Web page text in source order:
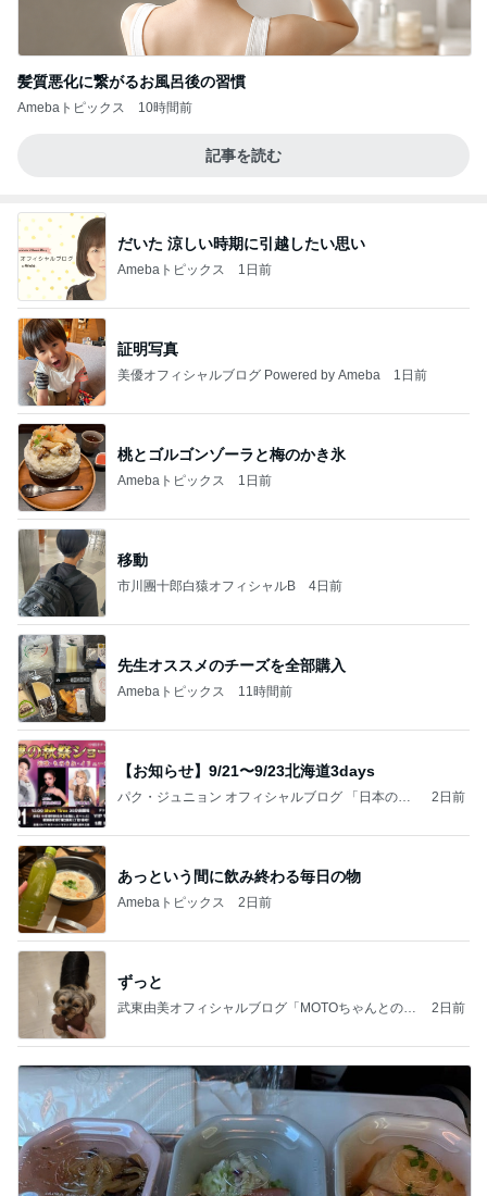
髪質悪化に繋がるお風呂後の習慣
Amebaトピックス 10時間前
記事を読む
だいた 涼しい時期に引越したい思い
Amebaトピックス 1日前
証明写真
美優オフィシャルブログ Powered by Ameba 1日前
桃とゴルゴンゾーラと梅のかき氷
Amebaトピックス 1日前
移動
市川團十郎白猿オフィシャルB 4日前
先生オススメのチーズを全部購入
Amebaトピックス 11時間前
【お知らせ】9/21〜9/23北海道3days
パク・ジュニョン オフィシャルブログ 「日本の
2日前
あっという間に飲み終わる毎日の物
Amebaトピックス 2日前
ずっと
武東由美オフィシャルブログ「MOTOちゃんとのは
2日前